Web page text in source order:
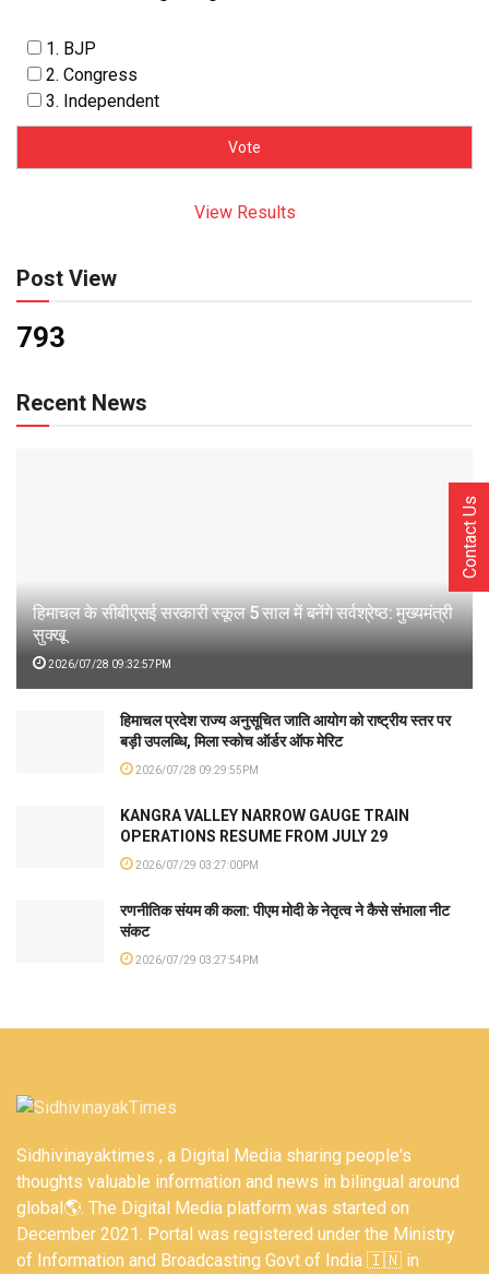
1. BJP
2. Congress
3. Independent
View Results
Post View
793
Recent News
हिमाचल के सीबीएसई सरकारी स्कूल 5 साल में बनेंगे सर्वश्रेष्ठ: मुख्यमंत्री
सुक्खू
2026/07/28 09:32:57PM
हिमाचल प्रदेश राज्य अनुसूचित जाति आयोग को राष्ट्रीय स्तर पर
बड़ी उपलब्धि, मिला स्कोच ऑर्डर ऑफ मेरिट
2026/07/28 09:29:55PM
KANGRA VALLEY NARROW GAUGE TRAIN
OPERATIONS RESUME FROM JULY 29
2026/07/29 03:27:00PM
रणनीतिक संयम की कला: पीएम मोदी के नेतृत्व ने कैसे संभाला नीट
संकट
2026/07/29 03:27:54PM
Sidhivinayaktimes , a Digital Media sharing people's
thoughts valuable information and news in bilingual around
global🌎. The Digital Media platform was started on
December 2021. Portal was registered under the Ministry
of Information and Broadcasting Govt of India 🇮🇳 in
Contact Us